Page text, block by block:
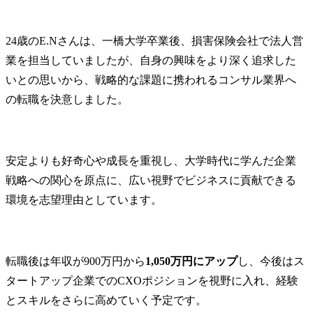
24歳のE.Nさんは、一橋大学卒業後、損害保険会社で法人営
業を担当していましたが、自身の興味をより深く追求した
いとの思いから、戦略的な課題に携われるコンサル業界へ
の転職を決意しました。
安定よりも好奇心や成長を重視し、大学時代に学んだ企業
戦略への関心を原点に、広い視野でビジネスに貢献できる
環境を志望理由としています。
転職後は年収が900万円から1,050万円にアップし、今後はス
タートアップ企業でのCXOポジションを視野に入れ、経験
とスキルをさらに高めていく予定です。